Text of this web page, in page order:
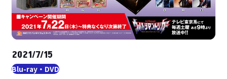
2021/7/15
Blu-ray・DVD